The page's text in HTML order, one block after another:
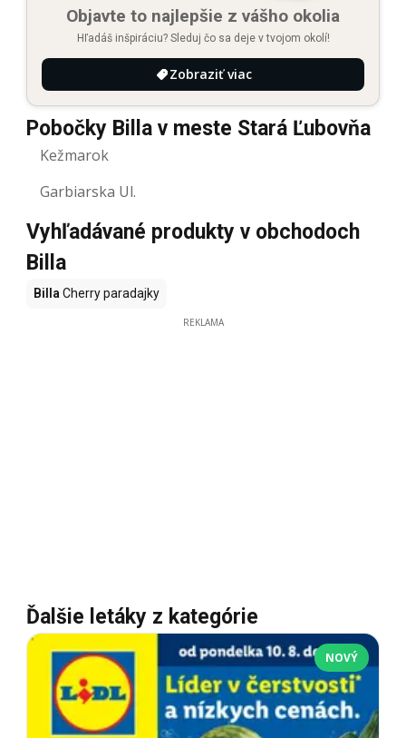
Objavte to najlepšie z vášho okolia
Hľadáš inšpiráciu? Sleduj čo sa deje v tvojom okolí!
Zobraziť viac
Pobočky Billa v meste Stará Ľubovňa
Kežmarok
Garbiarska Ul.
Vyhľadávané produkty v obchodoch
Billa
Billa Cherry paradajky
REKLAMA
Ďalšie letáky z kategórie
NOVÝ